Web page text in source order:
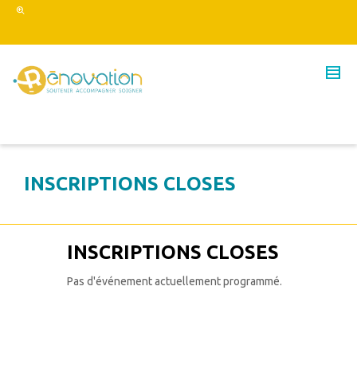
INSCRIPTIONS CLOSES
INSCRIPTIONS CLOSES
Pas d'événement actuellement programmé.